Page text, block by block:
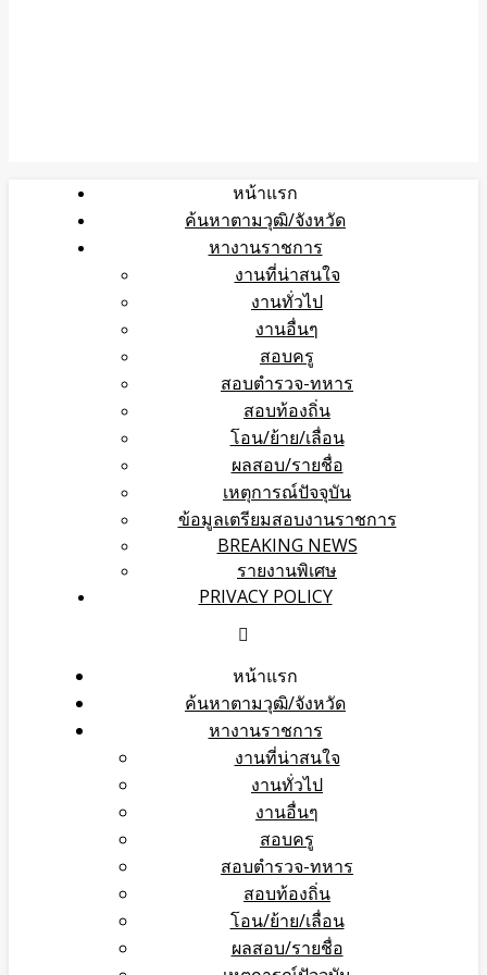
หน้าแรก
ค้นหาตามวุฒิ/จังหวัด
หางานราชการ
งานที่น่าสนใจ
งานทั่วไป
งานอื่นๆ
สอบครู
สอบตำรวจ-ทหาร
สอบท้องถิ่น
โอน/ย้าย/เลื่อน
ผลสอบ/รายชื่อ
เหตุการณ์ปัจจุบัน
ข้อมูลเตรียมสอบงานราชการ
BREAKING NEWS
รายงานพิเศษ
PRIVACY POLICY
หน้าแรก
ค้นหาตามวุฒิ/จังหวัด
หางานราชการ
งานที่น่าสนใจ
งานทั่วไป
งานอื่นๆ
สอบครู
สอบตำรวจ-ทหาร
สอบท้องถิ่น
โอน/ย้าย/เลื่อน
ผลสอบ/รายชื่อ